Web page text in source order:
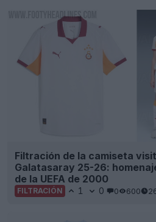
Filtración de la camiseta
Galatasaray 25-26:
de la UEFA de 2000
FILTRACIÓN 1 0 0 600